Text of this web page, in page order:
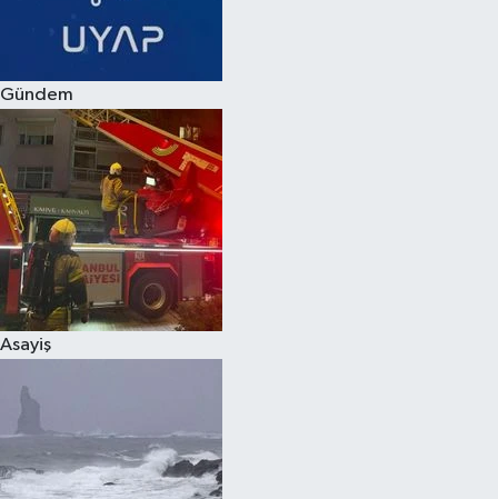
Gündem
Asayiş
Spor
Burç Yorumları
Çocuk
Eğitim
Hava Durumu
Kadın
Kültür Sanat
Sağlık